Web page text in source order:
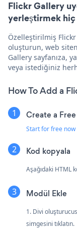
Flickr Gallery
yerleştirmek hiç
Özelleştirilmiş
oluşturun, web
Gallery sayfanıza,
veya istediğiniz
How To Add a
Create a
Start for free now
Kod kopyala
Aşağıdaki HTML
Modül Ekle
1. Divi
simgesini tıklatın.